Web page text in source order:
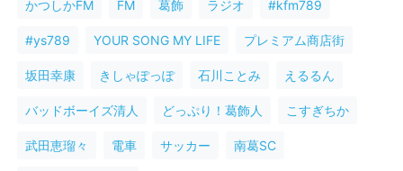
かつしかFM FM 葛飾 ラジオ #kfm789
#ys789 YOUR SONG MY LIFE プレミアム商店街
坂田幸康 きしゃぽっぽ 石川ことみ えるるん
バッドボーイズ清人 どっぷり！葛飾人 こすぎちか
武田恵瑠々 電車 サッカー 南葛SC